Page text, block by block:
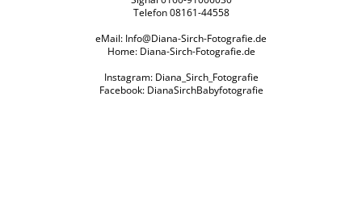
Telefon 08161-44558
eMail: Info@Diana-Sirch-Fotografie.de
Home: Diana-Sirch-Fotografie.de
Instagram: Diana_Sirch_Fotografie
Facebook: DianaSirchBabyfotografie